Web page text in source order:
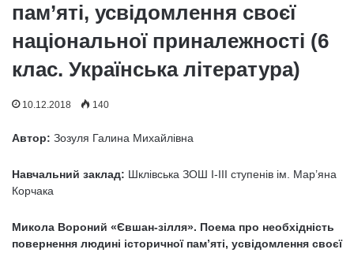
пам’яті, усвідомлення своєї
національної приналежності (6
клас. Українська література)
10.12.2018 140
Автор: Зозуля Галина Михайлівна
Навчальний заклад: Шклівська ЗОШ І-ІІІ ступенів ім. Мар’яна
Корчака
Микола Вороний «Євшан-зілля». Поема про необхідність
повернення людині історичної пам’яті, усвідомлення своєї